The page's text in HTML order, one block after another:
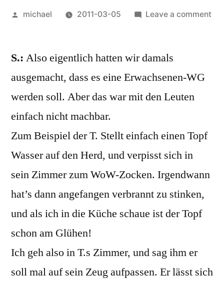
Posted
michael 2011-03-05 Leave a comment
S.: Also eigentlich hatten wir damals
ausgemacht, dass es eine Erwachsenen-WG
werden soll. Aber das war mit den Leuten
einfach nicht machbar.
Zum Beispiel der T. Stellt einfach einen Topf
Wasser auf den Herd, und verpisst sich in
sein Zimmer zum WoW-Zocken. Irgendwann
hat’s dann angefangen verbrannt zu stinken,
und als ich in die Küche schaue ist der Topf
schon am Glühen!
Ich geh also in T.s Zimmer, und sag ihm er
soll mal auf sein Zeug aufpassen. Er lässt sich